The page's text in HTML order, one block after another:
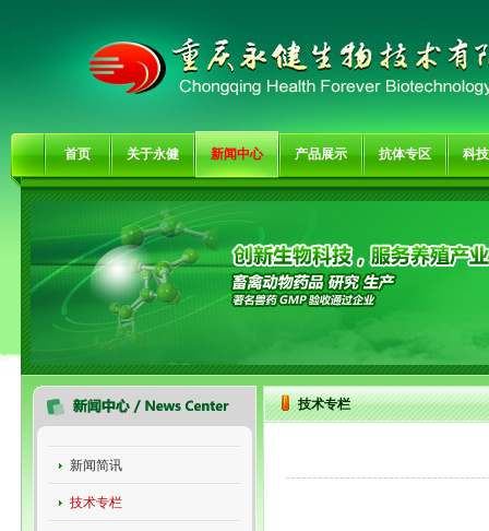
首页 关于永健 新闻中心 产品展示 抗体专区 科
新闻简讯
技术专栏
技术专栏